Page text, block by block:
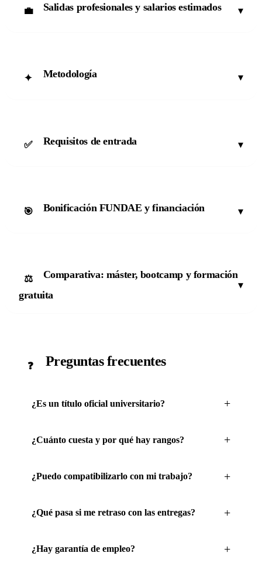
💼 Salidas profesionales y salarios estimados ▾
✦ Metodología ▾
✅ Requisitos de entrada ▾
🎯 Bonificación FUNDAE y financiación ▾
⚖️
Comparativa: máster, bootcamp y formación
gratuita
▾
❓ Preguntas frecuentes
¿Es un título oficial universitario?
¿Cuánto cuesta y por qué hay rangos?
¿Puedo compatibilizarlo con mi trabajo?
¿Qué pasa si me retraso con las entregas?
¿Hay garantía de empleo?